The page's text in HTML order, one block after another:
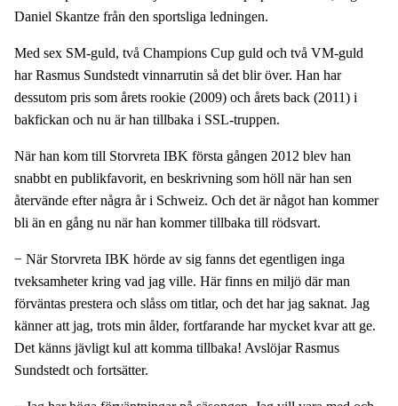
Daniel Skantze från den sportsliga ledningen.
Med sex SM-guld, två Champions Cup guld och två VM-guld
har Rasmus Sundstedt vinnarrutin så det blir över. Han har
dessutom pris som årets rookie (2009) och årets back (2011) i
bakfickan och nu är han tillbaka i SSL-truppen.
När han kom till Storvreta IBK första gången 2012 blev han
snabbt en publikfavorit, en beskrivning som höll när han sen
återvände efter några år i Schweiz. Och det är något han kommer
bli än en gång nu när han kommer tillbaka till rödsvart.
− När Storvreta IBK hörde av sig fanns det egentligen inga
tveksamheter kring vad jag ville. Här finns en miljö där man
förväntas prestera och slåss om titlar, och det har jag saknat. Jag
känner att jag, trots min ålder, fortfarande har mycket kvar att ge.
Det känns jävligt kul att komma tillbaka! Avslöjar Rasmus
Sundstedt och fortsätter.